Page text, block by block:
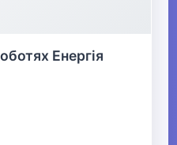
Енергія